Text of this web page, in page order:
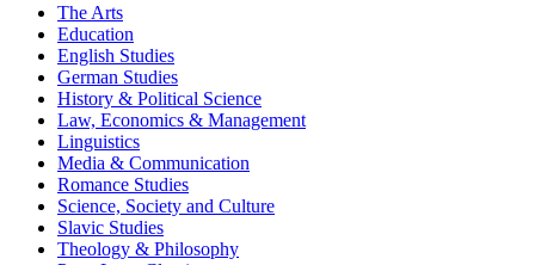
The Arts
Education
English Studies
German Studies
History & Political Science
Law, Economics & Management
Linguistics
Media & Communication
Romance Studies
Science, Society and Culture
Slavic Studies
Theology & Philosophy